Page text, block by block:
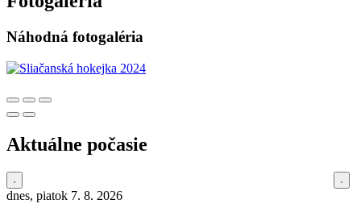
Náhodná fotogaléria
Aktuálne počasie
dnes, piatok 7. 8. 2026